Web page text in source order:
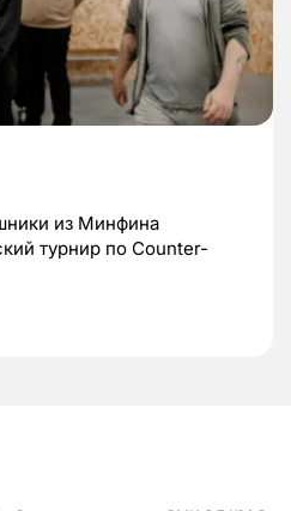
из Минфина
турнир по Counter-